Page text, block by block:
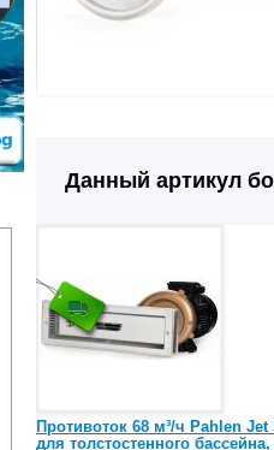
Данный артикул
Противоток 68 м³/ч Pahlen
для толстостенного